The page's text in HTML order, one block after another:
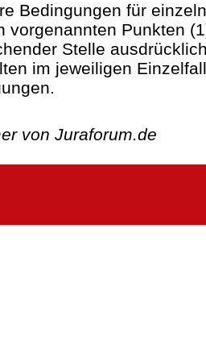
Bedingungen für
vorgenannten Punkten
Stelle
im jeweiligen
von Juraforum.de